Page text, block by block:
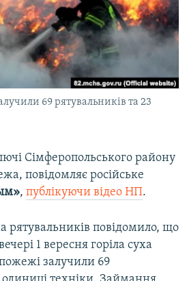
КРИМУ
69 рятувальників та 23
Сімферопольського району
повідомляє російське
, публікуючи відео НП.
рятувальників повідомило, що
1 вересня горіла суха
пожежі залучили 69